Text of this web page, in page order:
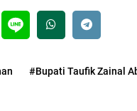
#Bupati Taufik Zainal